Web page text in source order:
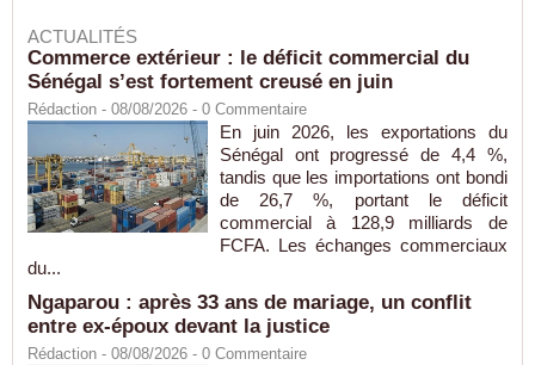
ACTUALITÉS
Commerce extérieur : le déficit commercial du
Sénégal s’est fortement creusé en juin
Rédaction - 08/08/2026 - 0 Commentaire
En juin 2026, les exportations du
Sénégal ont progressé de 4,4 %,
tandis que les importations ont bondi
de 26,7 %, portant le déficit
commercial à 128,9 milliards de
FCFA. Les échanges commerciaux
du...
Ngaparou : après 33 ans de mariage, un conflit
entre ex-époux devant la justice
Rédaction - 08/08/2026 - 0 Commentaire